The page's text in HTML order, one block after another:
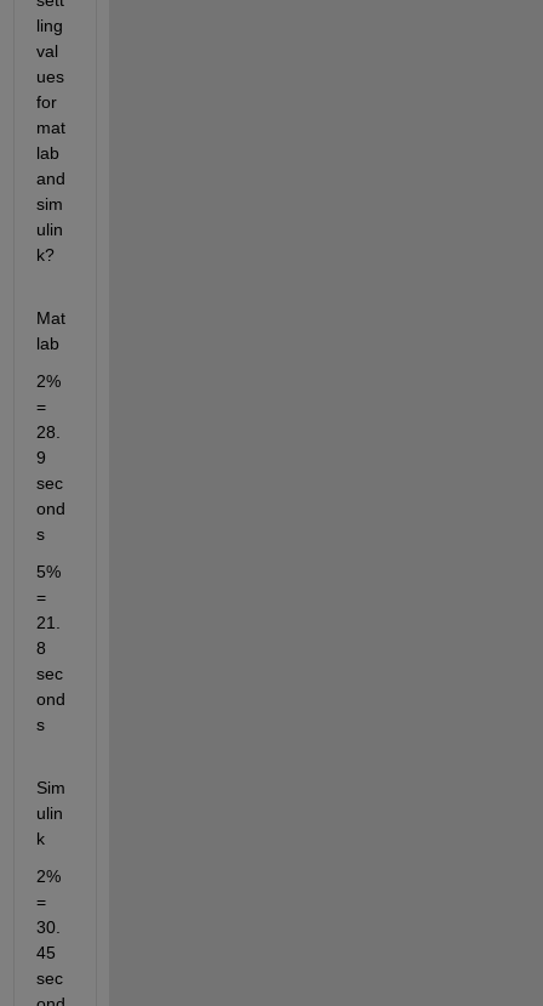
ling
val
ues
for
mat
lab
and
sim
ulin
k?
Mat
lab
2%
=
28.
9
sec
ond
s
5%
=
21.
8
sec
ond
s
Sim
ulin
k
2%
=
30.
45
sec